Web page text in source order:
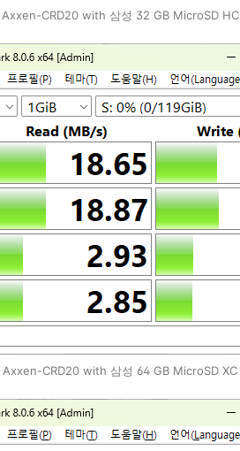
Axxen-CRD20 with 삼성 32 GB MicroSD HC
Axxen-CRD20 with 삼성 64 GB MicroSD XC